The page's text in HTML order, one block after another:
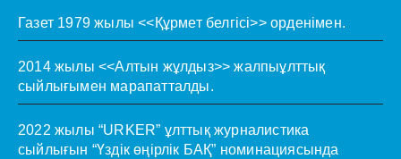
Газет 1979 жылы <<Құрмет белгісі>> орденімен.
2014 жылы <<Алтын жұлдыз>> жалпыұлттық
сыйлығымен марапатталды.
2022 жылы “URKER” ұлттық журналистика
сыйлығын “Үздік өңірлік БАҚ” номинациясында